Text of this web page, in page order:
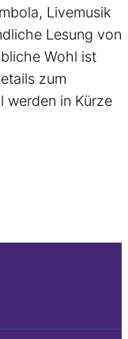
Livemusik
Lesung von
Wohl ist
zum
werden in Kürze